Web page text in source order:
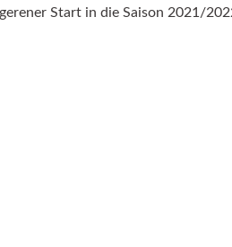
Start in die Saison 2021/